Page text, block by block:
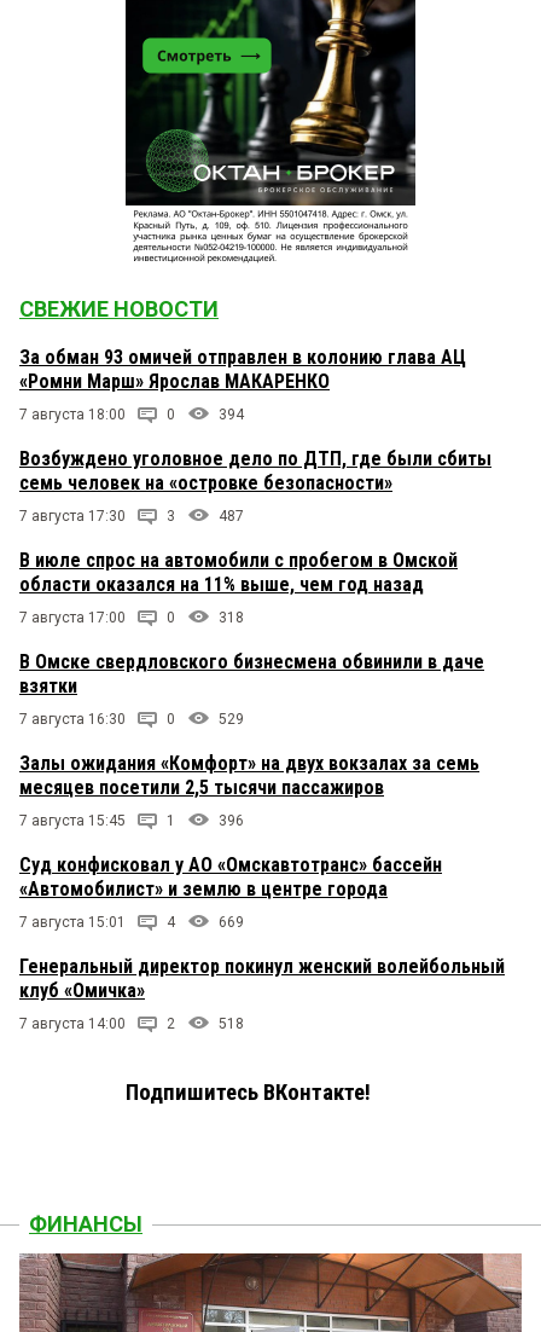
СВЕЖИЕ НОВОСТИ
За обман 93 омичей отправлен в колонию глава АЦ
«Ромни Марш» Ярослав МАКАРЕНКО
7 августа 18:00 0 394
Возбуждено уголовное дело по ДТП, где были сбиты
семь человек на «островке безопасности»
7 августа 17:30 3 487
В июле спрос на автомобили с пробегом в Омской
области оказался на 11% выше, чем год назад
7 августа 17:00 0 318
В Омске свердловского бизнесмена обвинили в даче
взятки
7 августа 16:30 0 529
Залы ожидания «Комфорт» на двух вокзалах за семь
месяцев посетили 2,5 тысячи пассажиров
7 августа 15:45 1 396
Суд конфисковал у АО «Омскавтотранс» бассейн
«Автомобилист» и землю в центре города
7 августа 15:01 4 669
Генеральный директор покинул женский волейбольный
клуб «Омичка»
7 августа 14:00 2 518
Подпишитесь ВКонтакте!
ФИНАНСЫ